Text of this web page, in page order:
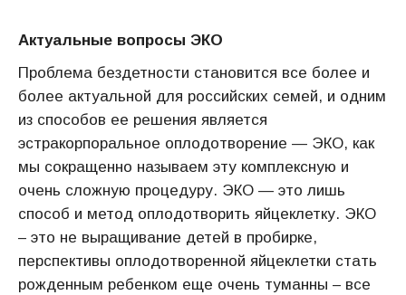
Актуальные вопросы ЭКО
Проблема бездетности становится все более и
более актуальной для российских семей, и одним
из способов ее решения является
эстракорпоральное оплодотворение — ЭКО, как
мы сокращенно называем эту комплексную и
очень сложную процедуру. ЭКО — это лишь
способ и метод оплодотворить яйцеклетку. ЭКО
– это не выращивание детей в пробирке,
перспективы оплодотворенной яйцеклетки стать
рожденным ребенком еще очень туманны – все